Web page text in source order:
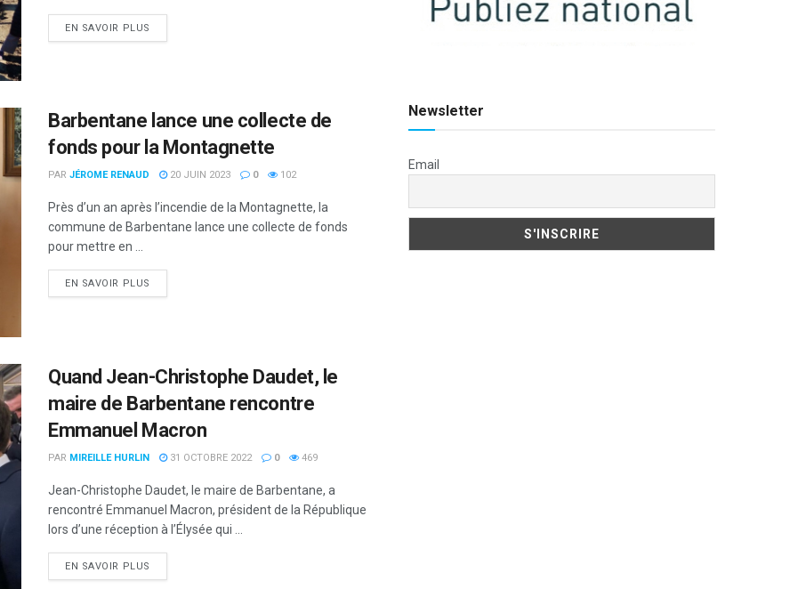
EN SAVOIR PLUS
Barbentane lance une collecte de
fonds pour la Montagnette
PAR JÉROME RENAUD 20 JUIN 2023 0 102
Près d’un an après l’incendie de la Montagnette, la
commune de Barbentane lance une collecte de fonds
pour mettre en ...
EN SAVOIR PLUS
Quand Jean-Christophe Daudet, le
maire de Barbentane rencontre
Emmanuel Macron
PAR MIREILLE HURLIN 31 OCTOBRE 2022 0 469
Jean-Christophe Daudet, le maire de Barbentane, a
rencontré Emmanuel Macron, président de la République
lors d’une réception à l’Élysée qui ...
EN SAVOIR PLUS
Newsletter
Email